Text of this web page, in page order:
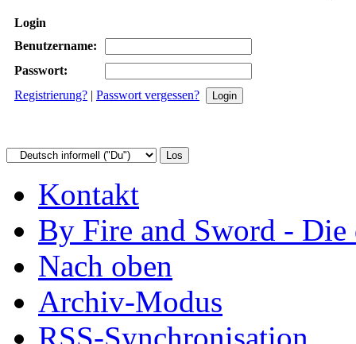
Login
Benutzername:
Passwort:
Registrierung? | Passwort vergessen?
Kontakt
By Fire and Sword -
Nach oben
Archiv-Modus
RSS-Synchronisation